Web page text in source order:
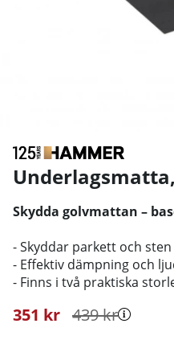
Skydda golvmattan –
- Skyddar parkett och
- Effektiv dämpning och
- Finns i två praktiska
439kr
351 kr